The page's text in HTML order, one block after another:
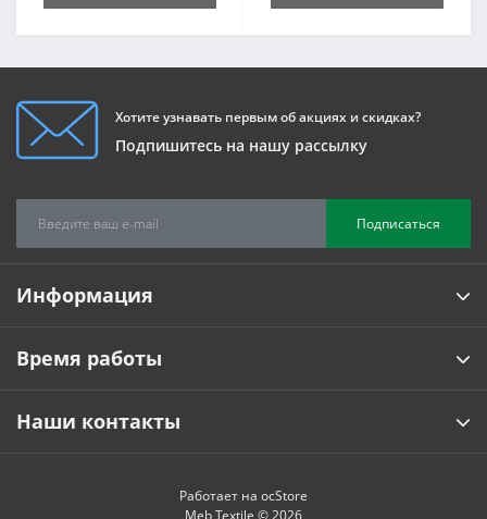
Хотите узнавать первым об акциях и скидках?
Подпишитесь на нашу рассылку
Подписаться
Информация
Время работы
Наши контакты
Работает на ocStore
Meb Textile © 2026